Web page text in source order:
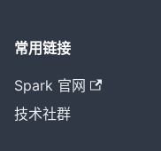
常用链接
Spark 官网
技术社群